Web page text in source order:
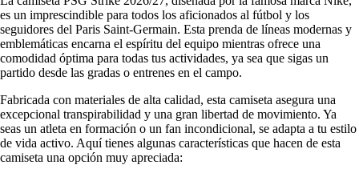
es un imprescindible para todos los aficionados al fútbol y los
seguidores del Paris Saint-Germain. Esta prenda de líneas modernas y
emblemáticas encarna el espíritu del equipo mientras ofrece una
comodidad óptima para todas tus actividades, ya sea que sigas un
partido desde las gradas o entrenes en el campo.
Fabricada con materiales de alta calidad, esta camiseta asegura una
excepcional transpirabilidad y una gran libertad de movimiento. Ya
seas un atleta en formación o un fan incondicional, se adapta a tu estilo
de vida activo. Aquí tienes algunas características que hacen de esta
camiseta una opción muy apreciada: